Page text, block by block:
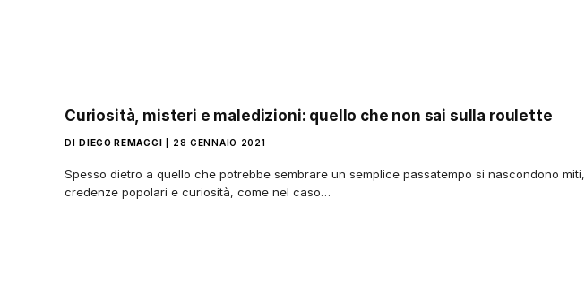
Curiosità, misteri e maledizioni: quello che non sai sulla roulette
DI DIEGO REMAGGI 28 GENNAIO 2021
Spesso dietro a quello che potrebbe sembrare un semplice passatempo si nascondono miti,
credenze popolari e curiosità, come nel caso…